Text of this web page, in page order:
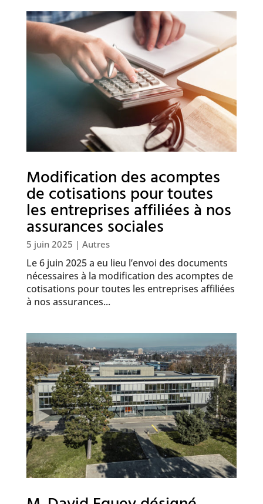
Modification des acomptes
de cotisations pour toutes
les entreprises affiliées à nos
assurances sociales
5 juin 2025 | Autres
Le 6 juin 2025 a eu lieu l’envoi des documents
nécessaires à la modification des acomptes de
cotisations pour toutes les entreprises affiliées
à nos assurances...